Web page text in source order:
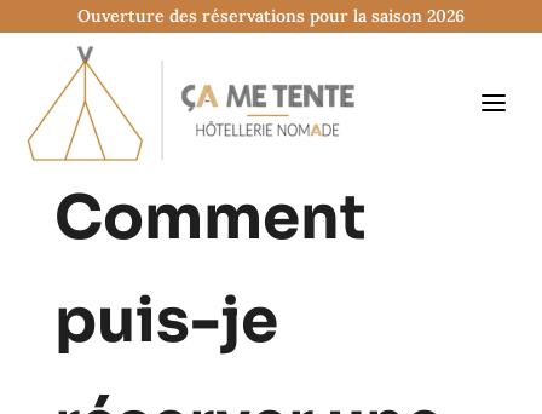
Ouverture des réservations pour la saison 2026
Comment
puis-je